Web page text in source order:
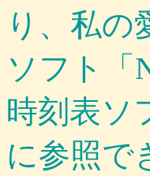
り、私の
ソフト「
時刻表ソ
に参照で